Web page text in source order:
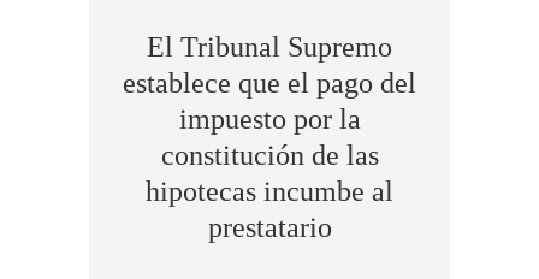
El Tribunal Supremo
establece que el pago del
impuesto por la
constitución de las
hipotecas incumbe al
prestatario